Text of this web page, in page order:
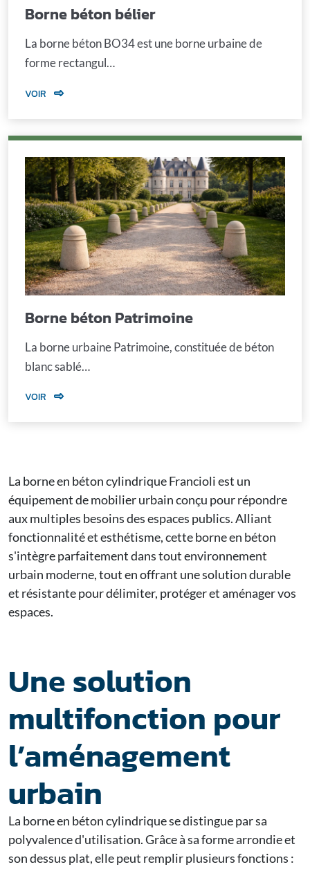
Borne béton bélier
La borne béton BO34 est une borne urbaine de
forme rectangul…
VOIR
Borne béton Patrimoine
La borne urbaine Patrimoine, constituée de béton
blanc sablé…
VOIR
La borne en béton cylindrique Francioli est un
équipement de mobilier urbain conçu pour répondre
aux multiples besoins des espaces publics. Alliant
fonctionnalité et esthétisme, cetteborne en béton
s'intègre parfaitement dans tout environnement
urbain moderne, tout en offrant une solution durable
et résistante pour délimiter, protéger et aménager vos
espaces.
Une solution
multifonction pour
l’aménagement
urbain
La borne en béton cylindrique se distingue par sa
polyvalence d'utilisation. Grâce à sa forme arrondie et
son dessus plat, elle peut remplir plusieurs fonctions :